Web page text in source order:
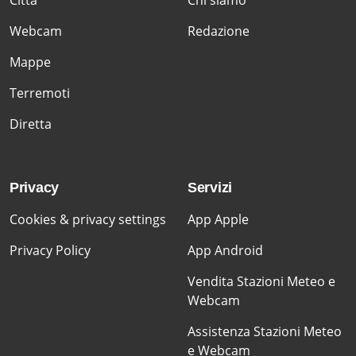
Webcam
Mappe
Terremoti
Diretta
Redazione
Privacy
Cookies & privacy settings
Privacy Policy
Servizi
App Apple
App Android
Vendita Stazioni Meteo e
Webcam
Assistenza Stazioni Meteo
e Webcam